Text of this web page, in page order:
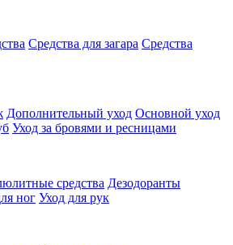
Средства для загара Средства
Дополнительный уход Основной уход
Уход за бровями и ресницами
средства Дезодоранты
ног Уход для рук